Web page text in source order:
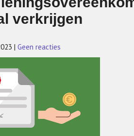
verkrijgen
| Geen reacties